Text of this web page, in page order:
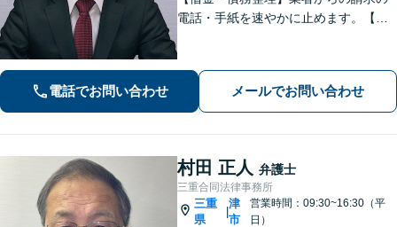
電話・手紙を速やかに止めます。【交
ます。【分割払い利用可】【当日・夜
間の面談可】【完全個室で対応】
電話でお問い合わせ メールでお問い合わせ
村田 正人 弁護士
三重合同法律事務所
三重
県
|
津
市
営業時間：09:30~16:30（平
日）